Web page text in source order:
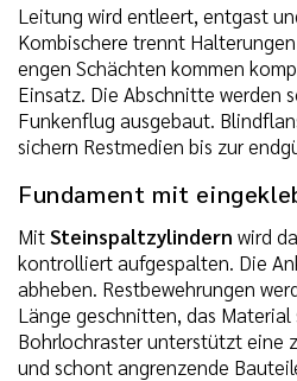
Leitung wird entleert, entgast
Kombischere trennt
engen Schächten kommen
Einsatz. Die Abschnitte werden
Funkenflug ausgebaut.
sichern Restmedien bis zur
Fundament mit
MitSteinspaltzylindern wird
kontrolliert aufgespalten. Die
abheben. Restbewehrungen
Länge geschnitten, das
Bohrlochraster unterstützt eine
und schont angrenzende